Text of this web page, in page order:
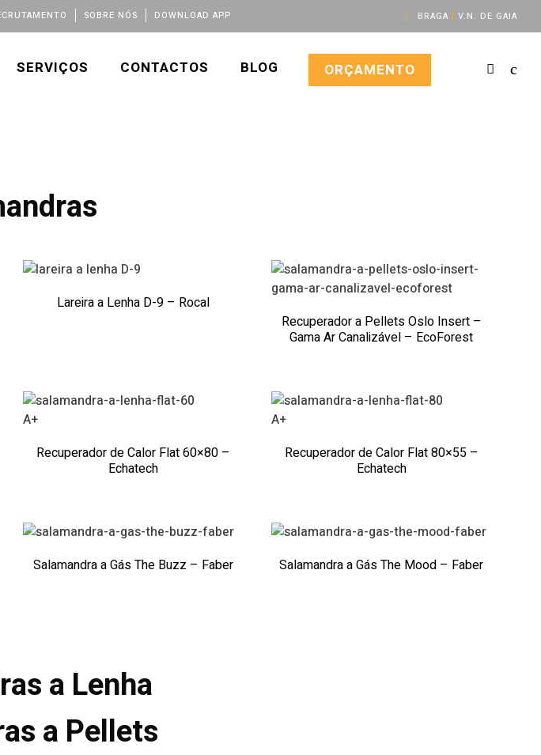
BRAGA | V.N. DE GAIA
SOBRE NÓS DOWNLOAD APP
SERVIÇOS CONTACTOS BLOG ORÇAMENTO
Lareira a Lenha D-9 – Rocal
Recuperador a Pellets Oslo Insert –
Gama Ar Canalizável – EcoForest
A+
Recuperador de Calor Flat 60×80 –
Echatech
A+
Recuperador de Calor Flat 80×55 –
Echatech
Salamandra a Gás The Buzz – Faber Salamandra a Gás The Mood – Faber
a Lenha
a Pellets